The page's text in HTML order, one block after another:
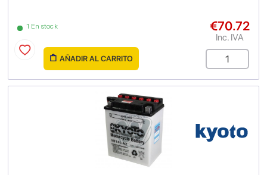
1 En stock €70.72
Inc. IVA
AÑADIR AL CARRITO